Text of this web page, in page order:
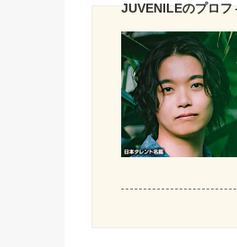
JUVENILEのプロフ